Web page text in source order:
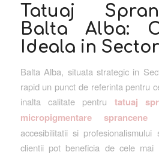
Tatuaj
Balta Alba:
Ideala in
Balta Alba, situata strategic in
rapid un punct de referinta pentru
inalta calitate pentru tatuaj
micropigmentare
accesibilitatii si profesionalismului
clientii pot beneficia de cele mai